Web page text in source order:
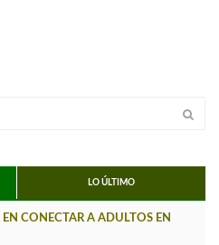
LO ÚLTIMO
CONECTAR A ADULTOS EN